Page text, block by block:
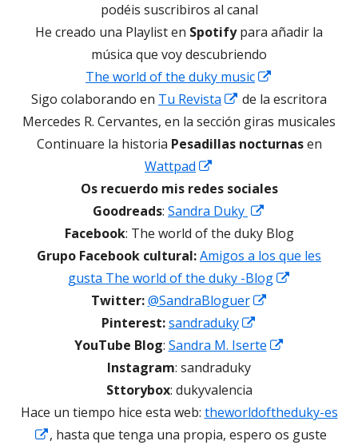
podéis suscribiros al canal
He creado una Playlist en Spotifypara añadir la
música que voy descubriendo
The world of the duky music
en
una
ventana
Sigo colaborando en Tu Revista
Abrir
en
una
nueva
de la escritora
Mercedes R. Cervantes, en la sección giras musicales
Continuare la historia Pesadillas nocturnasen
Wattpad
en
una
ventana
nueva
Os recuerdo mis redes sociales
Goodreads: Sandra Duky
en
una
ventana
nueva
Facebook: The world of the duky Blog
Grupo Facebook cultural:Amigos a los que les
gusta The world of the duky -Blog
Twitter: @SandraBloguer
una
Pinterest:sandraduky
en
nueva
YouTube Blog: Sandra M. Iserte
ventana
nueva
Instagram: sandraduky
Sttorybox: dukyvalencia
Hace un tiempo hice esta web: theworldoftheduky-es
Abrir
, hasta que tenga una propia, espero os guste